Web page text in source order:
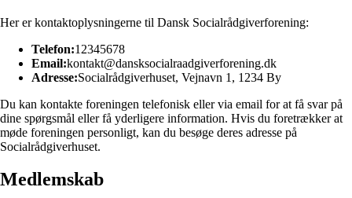
Her er kontaktoplysningerne til Dansk Socialrådgiverforening:
Telefon:12345678
Email:kontakt@dansksocialraadgiverforening.dk
Adresse:Socialrådgiverhuset, Vejnavn 1, 1234 By
Du kan kontakte foreningen telefonisk eller via email for at få svar på
dine spørgsmål eller få yderligere information. Hvis du foretrækker at
møde foreningen personligt, kan du besøge deres adresse på
Socialrådgiverhuset.
Medlemskab